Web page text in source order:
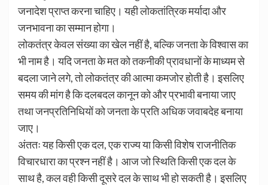
जनादेश प्राप्त करना चाहिए। यही लोकतांत्रिक मर्यादा और
जनभावना का सम्मान होगा।
लोकतंत्र केवल संख्या का खेल नहीं है, बल्कि जनता के विश्वास का
भी नाम है। यदि जनता के मत को तकनीकी प्रावधानों के माध्यम से
बदला जाने लगे, तो लोकतंत्र की आत्मा कमजोर होती है। इसलिए
समय की मांग है कि दलबदल कानून को और प्रभावी बनाया जाए
तथा जनप्रतिनिधियों को जनता के प्रति अधिक जवाबदेह बनाया
जाए।
अंततः यह किसी एक दल, एक राज्य या किसी विशेष राजनीतिक
विचारधारा का प्रश्न नहीं है। आज जो स्थिति किसी एक दल के
साथ है, कल वही किसी दूसरे दल के साथ भी हो सकती है। इसलिए